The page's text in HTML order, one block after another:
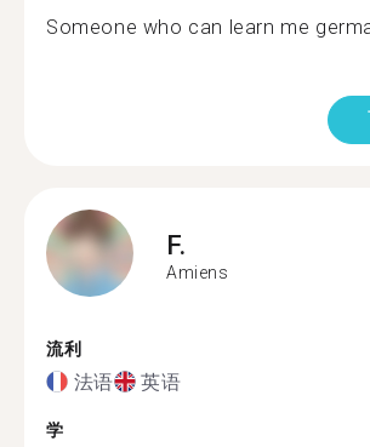
Someone who can learn me
F.
Amiens
流利
法语 英语
学